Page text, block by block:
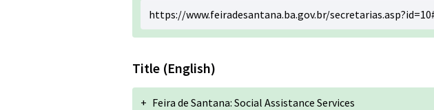
https://www.feiradesantana.ba.gov.br/
Title (English)
+ Feira de Santana: Social Assistance Services